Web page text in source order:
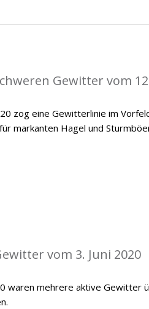
Gewitter vom
zog eine Gewitterlinie im
markanten Hagel und
vom 3. Juni 2020
waren mehrere aktive